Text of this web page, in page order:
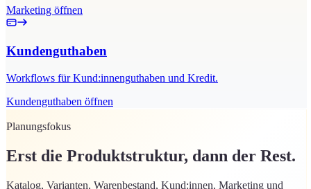
Marketing öffnen
Kundenguthaben
Workflows für Kund:innenguthaben und Kredit.
Kundenguthaben öffnen
Planungsfokus
Erst die Produktstruktur, dann der Rest.
Katalog, Varianten, Warenbestand, Kund:innen, Marketing und